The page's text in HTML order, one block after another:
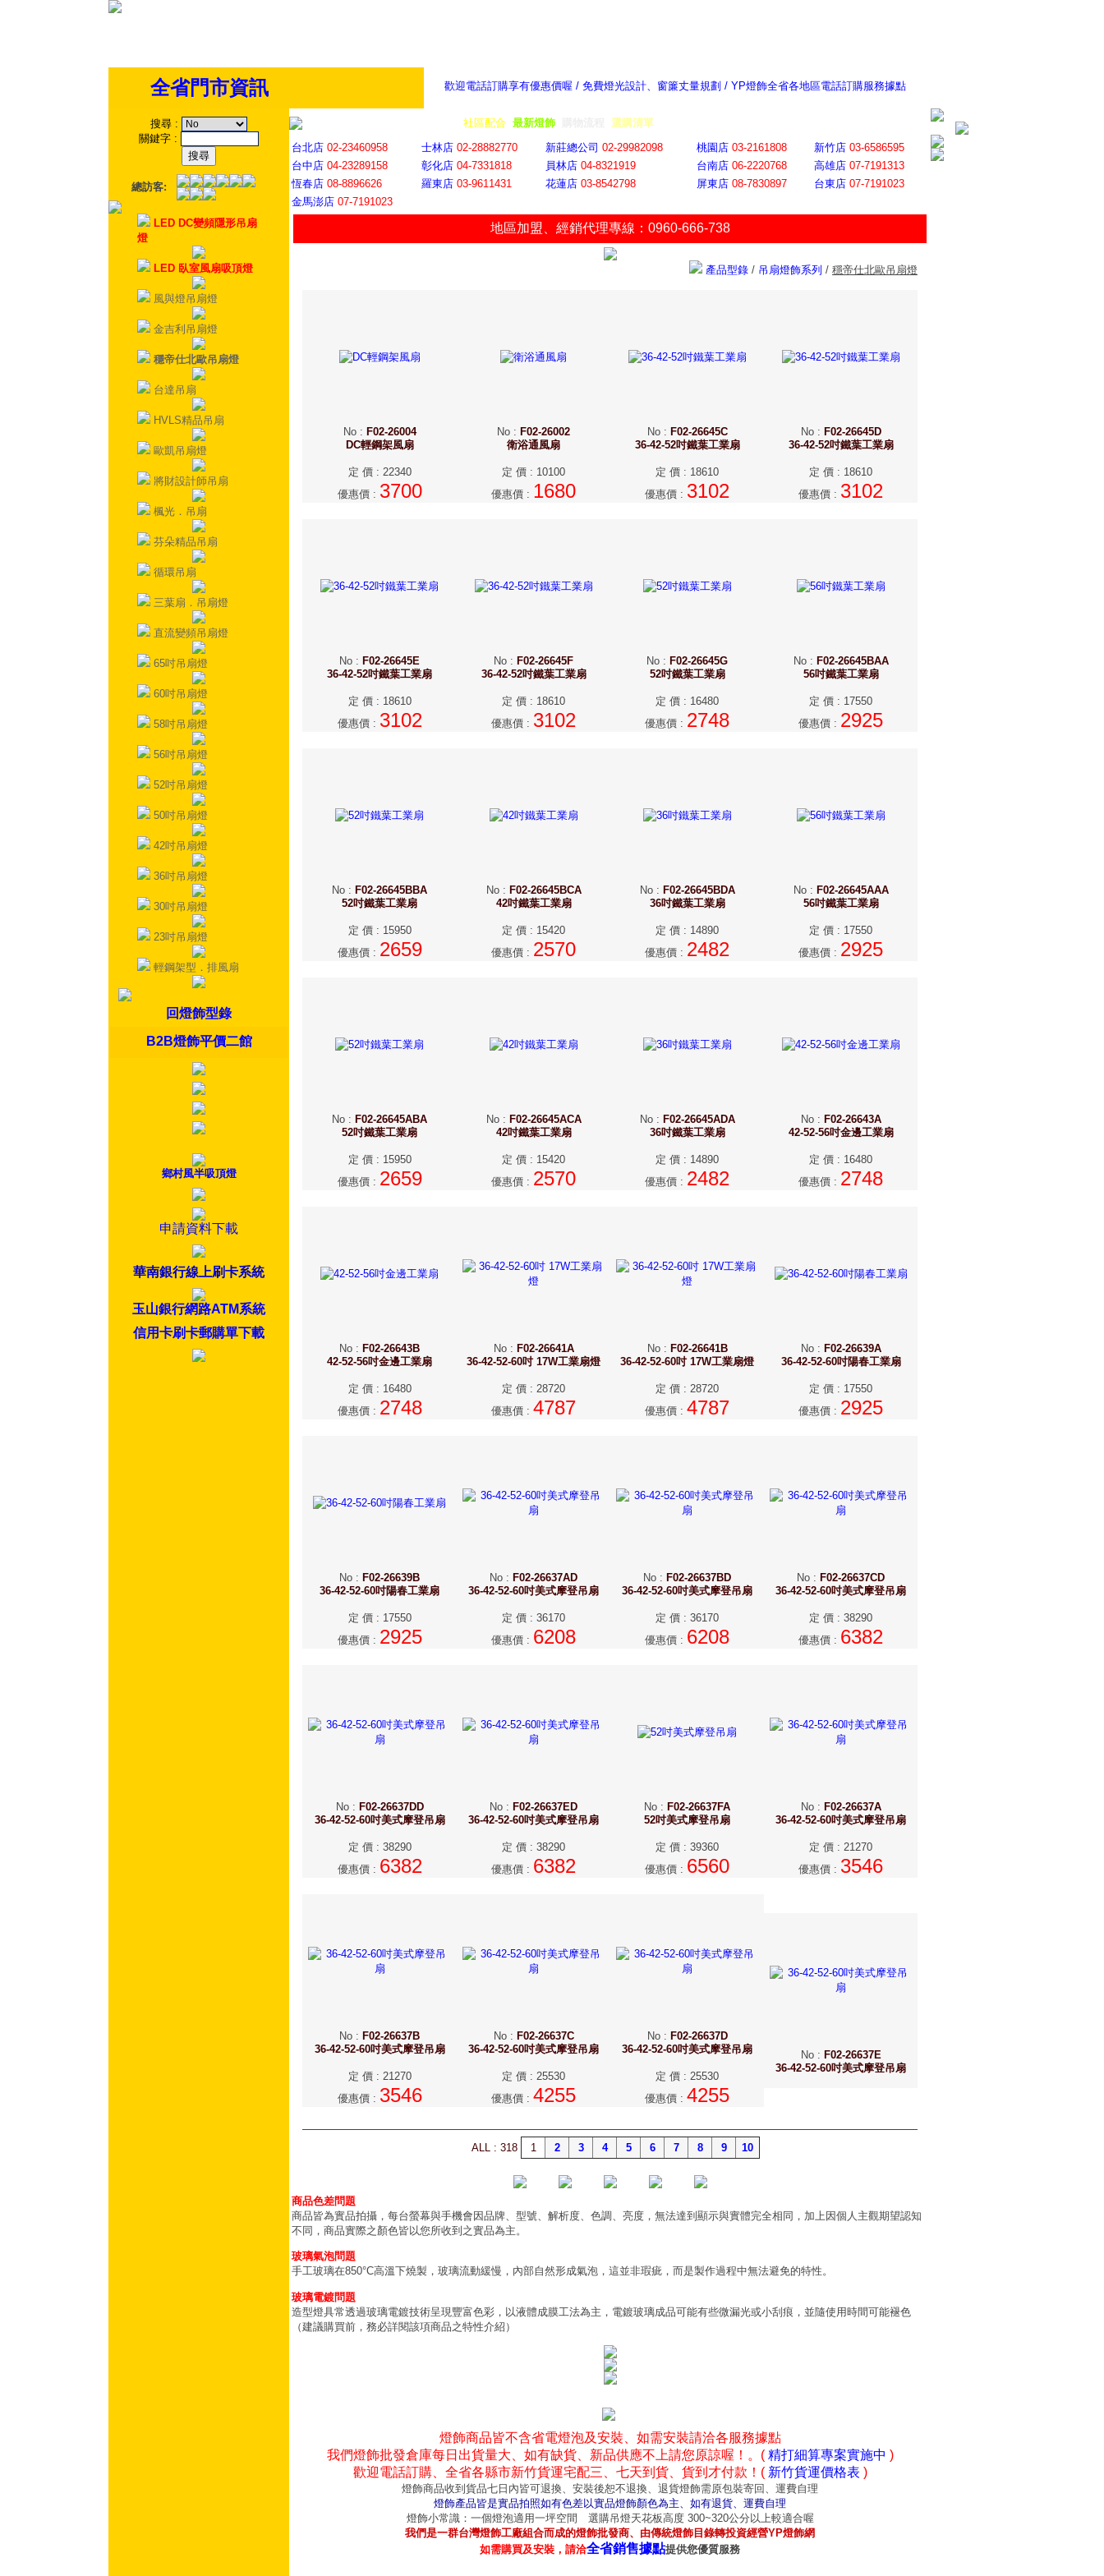
歡迎電話訂購享有優惠價喔 / 免費燈光設計、窗簾丈量規劃 / YP燈飾全省各地區電話訂購服務據點
全省門市資訊
搜尋 :
關鍵字 :
總訪客:
LED DC變頻隱形吊扇
燈
LED 臥室風扇吸頂燈
風與燈吊扇燈
金吉利吊扇燈
穩帝仕北歐吊扇燈
台達吊扇
HVLS精品吊扇
歐凱吊扇燈
將財設計師吊扇
楓光．吊扇
芬朵精品吊扇
循環吊扇
三葉扇．吊扇燈
直流變頻吊扇燈
65吋吊扇燈
60吋吊扇燈
58吋吊扇燈
56吋吊扇燈
52吋吊扇燈
50吋吊扇燈
42吋吊扇燈
36吋吊扇燈
30吋吊扇燈
23吋吊扇燈
輕鋼架型．排風扇
回燈飾型錄
B2B燈飾平價二館
鄉村風半吸頂燈
申請資料下載
華南銀行線上刷卡系統
玉山銀行網路ATM系統
信用卡刷卡郵購單下載
社區配合 最新燈飾 選購清單
台北店 02-23460958 士林店 02-28882770 新莊總公司 02-29982098 桃園店 03-2161808 新竹店 03-6586595
台中店 04-23289158 彰化店 04-7331818 員林店 04-8321919 台南店 06-2220768 高雄店 07-7191313
恆春店 08-8896626 羅東店 03-9611431 花蓮店 03-8542798 屏東店 08-7830897 台東店 07-7191023
金馬澎店 07-7191023
地區加盟 經銷代理專線：0960-666-738
產品型錄 / 吊扇燈飾系列 / 穩帝仕北歐吊扇燈
No: F02-26004
DC輕鋼架風扇
定 價: 22340
優惠價: 3700
No : F02-26002
衛浴通風扇
定 價 : 10100
優惠價 : 1680
No: F02-26645C
36-42-52吋鐵葉工業扇
定 價 : 18610
優惠價 : 3102
No: F02-26645D
36-42-52吋鐵葉工業扇
定 價 : 18610
優惠價 : 3102
No : F02-26645E
36-42-52吋鐵葉工業扇
定 價: 18610
優惠價: 3102
No : F02-26645F
36-42-52吋鐵葉工業扇
定 價 : 18610
優惠價 : 3102
No : F02-26645G
52吋鐵葉工業扇
定 價 : 16480
優惠價 : 2748
No: F02-26645BAA
56吋鐵葉工業扇
定 價 : 17550
優惠價 : 2925
No : F02-26645BBA
52吋鐵葉工業扇
定 價: 15950
優惠價: 2659
No: F02-26645BCA
42吋鐵葉工業扇
定 價 : 15420
優惠價 : 2570
No: F02-26645BDA
36吋鐵葉工業扇
定 價 : 14890
優惠價 : 2482
No: F02-26645AAA
56吋鐵葉工業扇
定 價 : 17550
優惠價 : 2925
No : F02-26645ABA
52吋鐵葉工業扇
定 價: 15950
優惠價: 2659
No: F02-26645ACA
42吋鐵葉工業扇
定 價 : 15420
優惠價 : 2570
No: F02-26645ADA
36吋鐵葉工業扇
定 價 : 14890
優惠價 : 2482
No: F02-26643A
42-52-56吋金邊工業扇
定 價 : 16480
優惠價 : 2748
No : F02-26643B
42-52-56吋金邊工業扇
定 價: 16480
優惠價: 2748
No: F02-26641A
36-42-52-60吋 17W工業扇燈
定 價 : 28720
優惠價 : 4787
No: F02-26641B
36-42-52-60吋 17W工業扇燈
定 價 : 28720
優惠價 : 4787
No: F02-26639A
36-42-52-60吋陽春工業扇
定 價 : 17550
優惠價 : 2925
No : F02-26639B
36-42-52-60吋陽春工業扇
定 價: 17550
優惠價: 2925
No : F02-26637AD
36-42-52-60吋美式摩登吊扇
定 價 : 36170
優惠價 : 6208
No : F02-26637BD
36-42-52-60吋美式摩登吊扇
定 價 : 36170
優惠價 : 6208
No : F02-26637CD
36-42-52-60吋美式摩登吊扇
定 價 : 38290
優惠價 : 6382
No: F02-26637DD
36-42-52-60吋美式摩登吊扇
定 價: 38290
優惠價: 6382
No : F02-26637ED
36-42-52-60吋美式摩登吊扇
定 價 : 38290
優惠價 : 6382
No : F02-26637FA
52吋美式摩登吊扇
定 價 : 39360
優惠價 : 6560
No: F02-26637A
36-42-52-60吋美式摩登吊扇
定 價 : 21270
優惠價 : 3546
No : F02-26637B
36-42-52-60吋美式摩登吊扇
定 價: 21270
優惠價: 3546
No: F02-26637C
36-42-52-60吋美式摩登吊扇
定 價 : 25530
優惠價 : 4255
No: F02-26637D
36-42-52-60吋美式摩登吊扇
定 價 : 25530
優惠價 : 4255
No: F02-26637E
36-42-52-60吋美式摩登吊扇
ALL : 318 1 2 3 4 5 6 7 8 9 10
商品色差問題
商品皆為實品拍攝，每台螢幕與手機會因品牌、型號、解析度、色調、亮度，無法達到顯示與實體完全相同，加上因個人主觀期望認知
不同，商品實際之顏色皆以您所收到之實品為主。
玻璃氣泡問題
手工玻璃在850°C高溫下燒製，玻璃流動緩慢，內部自然形成氣泡，這並非瑕疵，而是製作過程中無法避免的特性。
玻璃電鍍問題
造型燈具常透過玻璃電鍍技術呈現豐富色彩，以液體成膜工法為主，電鍍玻璃成品可能有些微漏光或小刮痕，並隨使用時間可能褪色
（建議購買前，務必詳閱該項商品之特性介紹）
燈飾商品皆不含省電燈泡及安裝、如需安裝請洽各服務據點
我們燈飾批發倉庫每日出貨量大、如有缺貨、新品供應不上請您原諒喔！。( 精打細算專案實施中 )
歡迎電話訂購、全省各縣市新竹貨運宅配三、七天到貨、貨到才付款！( 新竹貨運價格表 )
燈飾商品收到貨品七日內皆可退換、安裝後恕不退換、退貨燈飾需原包裝寄回、運費自理
燈飾產品皆是實品拍照如有色差以實品燈飾顏色為主、如有退貨、運費自理
燈飾小常識：一個燈泡適用一坪空間 選購吊燈天花板高度 300~320公分以上較適合喔
我們是一群台灣燈飾工廠組合而成的燈飾批發商、由傳統燈飾目錄轉投資經營YP燈飾網
如需購買及安裝，請洽全省銷售據點提供您優質服務